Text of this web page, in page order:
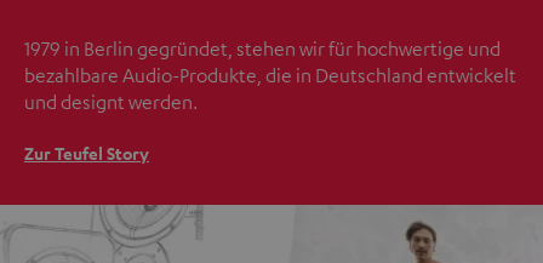
1979 in Berlin gegründet, stehen wir für hochwertige und
bezahlbare Audio-Produkte, die in Deutschland entwickelt
und designt werden.
Zur Teufel Story